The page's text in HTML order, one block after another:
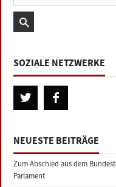
SOZIALE NETZWERKE
NEUESTE BEITRÄGE
Zum Abschied aus dem
Parlament